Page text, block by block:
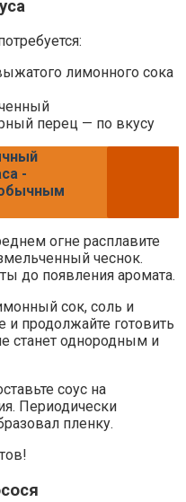
лимонного сока
перец — по вкусу
-
огне расплавите
чеснок.
до появления аромата.
сок, соль и
продолжайте готовить
станет однородным и
соус на
Периодически
пленку.